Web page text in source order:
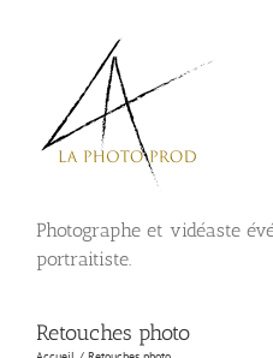
Photographe et vidéaste
portraitiste.
Retouches photo